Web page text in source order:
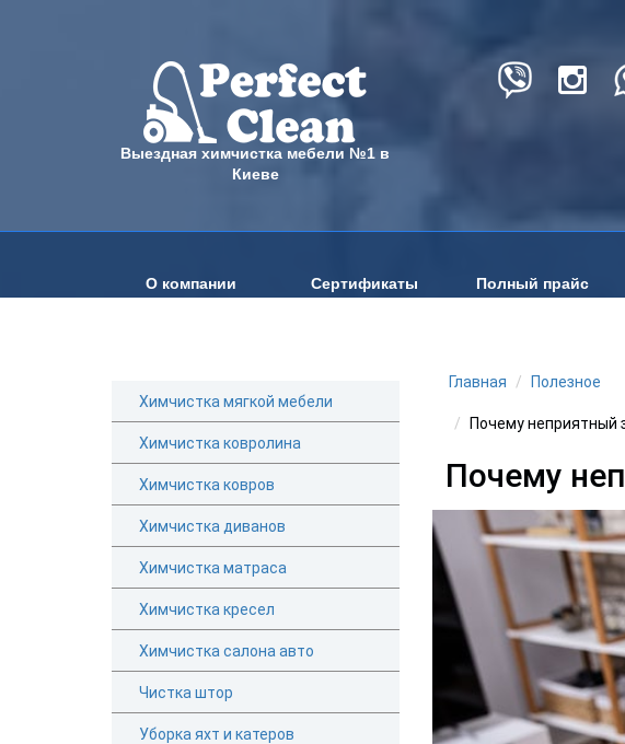
Выездная химчистка мебели №1 в
Киеве
О компании Сертификаты Полный прайс
Химчистка мягкой мебели
Химчистка ковролина
Химчистка ковров
Химчистка диванов
Химчистка матраса
Химчистка кресел
Химчистка салона авто
Чистка штор
Уборка яхт и катеров
Главная Полезное
Почему неприятный
Почему